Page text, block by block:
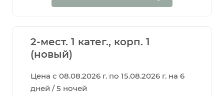
2-мест. 1 катег., корп. 1
(новый)
Цена с 08.08.2026 г. по 15.08.2026 г. на 6
дней / 5 ночей